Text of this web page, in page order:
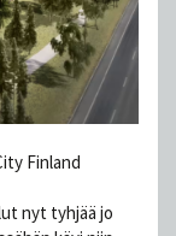
Finland
nyt tyhjää jo